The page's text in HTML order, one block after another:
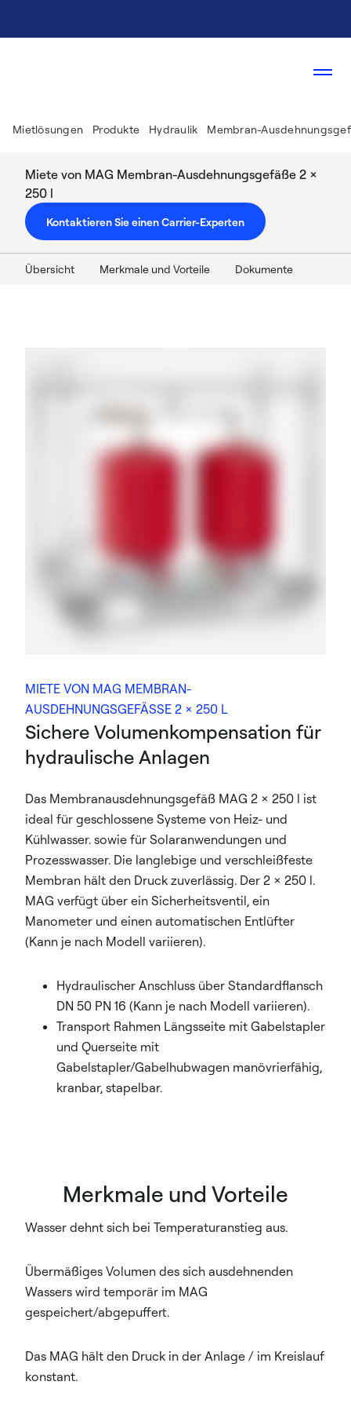
Mietlösungen Produkte Hydraulik Membran-
Miete von MAG Membran-Ausdehnungsgefäße 2 ×
250 l
Kontaktieren Sie einen Carrier-Experten
Übersicht Merkmale und Vorteile Dokumente
MIETE VON MAG MEMBRAN-
AUSDEHNUNGSGEFÄSSE 2 × 250 L
Sichere Volumenkompensation für
hydraulische Anlagen
Das Membranausdehnungsgefäß MAG 2 x 250 l ist
ideal für geschlossene Systeme von Heiz- und
Kühlwasser. sowie für Solaranwendungen und
Prozesswasser. Die langlebige und verschleißfeste
Membran hält den Druck zuverlässig. Der 2 x 250 l.
MAG verfügt über ein Sicherheitsventil, ein
Manometer und einen automatischen Entlüfter
(Kann je nach Modell variieren).
Hydraulischer Anschluss über Standardflansch
DN 50 PN 16 (Kann je nach Modell variieren).
Transport Rahmen Längsseite mit Gabelstapler
und Querseite mit
Gabelstapler/Gabelhubwagen manövrierfähig,
kranbar, stapelbar.
Merkmale und Vorteile
Wasser dehnt sich bei Temperaturanstieg aus.
Übermäßiges Volumen des sich ausdehnenden
Wassers wird temporär im MAG
gespeichert/abgepuffert.
Das MAG hält den Druck in der Anlage / im Kreislauf
konstant.